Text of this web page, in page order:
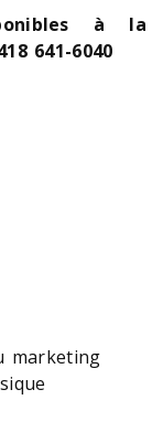
à la
641-6040
marketing